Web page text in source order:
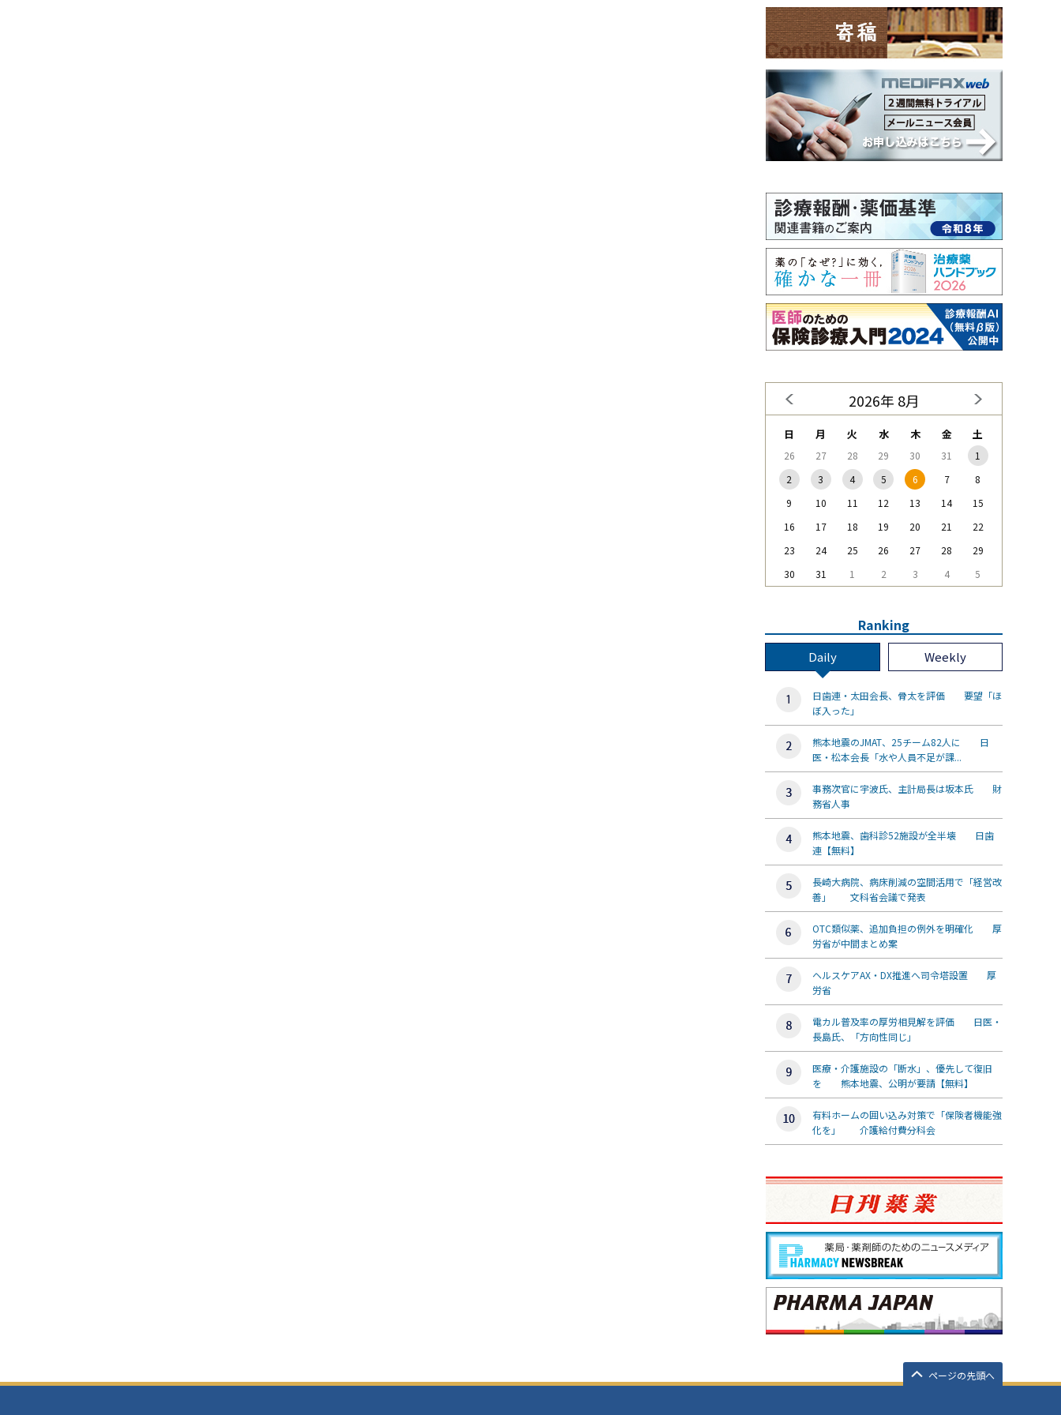
2026年 8月
日 月 火 水 木 金 土
26 27 28 29 30 31
1
2
3 4 5 6 7
8
9
10 11 12 13 14
15
16
17 18 19 20 21
22
23
24 25 26 27 28
29
30
31 1 2 3 4 5
Ranking
Daily Weekly
日歯連・太田会長、骨太を評価 要望「ほ
ぼ入った」
熊本地震のJMAT、25チーム82人に 日
医・松本会長「水や人員不足が課...
事務次官に宇波氏、主計局長は坂本氏 財
務省人事
熊本地震、歯科診52施設が全半壊 日歯
連【無料】
長崎大病院、病床削減の空間活用で「経営改
善」 文科省会議で発表
OTC類似薬、追加負担の例外を明確化 厚
労省が中間まとめ案
ヘルスケアAX・DX推進へ司令塔設置 厚
労省
電カル普及率の厚労相見解を評価 日医・
長島氏、「方向性同じ」
医療・介護施設の「断水」、優先して復旧
を 熊本地震、公明が要請【無料】
有料ホームの囲い込み対策で「保険者機能強
化を」 介護給付費分科会
ページの先頭へ